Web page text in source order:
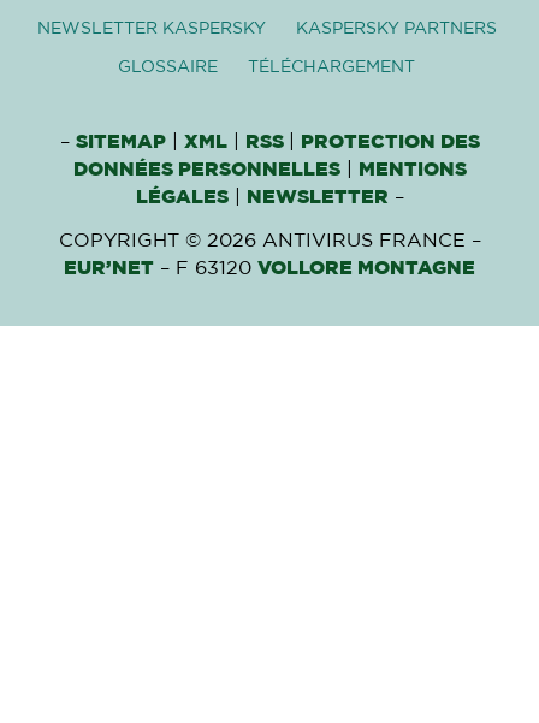
NEWSLETTER KASPERSKY KASPERSKY PARTNERS
GLOSSAIRE TÉLÉCHARGEMENT
– SITEMAP| XML| RSS
PROTECTION DES
DONNÉES PERSONNELLES|
MENTIONS
LÉGALES| NEWSLETTER –
COPYRIGHT © 2026 ANTIVIRUS FRANCE –
EUR’NET – F 63120 VOLLORE MONTAGNE